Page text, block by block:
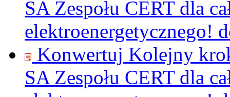
SA Zespołu CERT dla
elektroenergetycznego!
Konwertuj Kolejny
SA Zespołu CERT dla